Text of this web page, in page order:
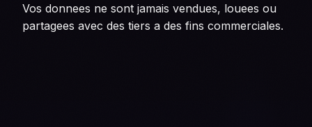
Vos donnees ne sont jamais vendues, louees ou
partagees avec des tiers a des fins commerciales.